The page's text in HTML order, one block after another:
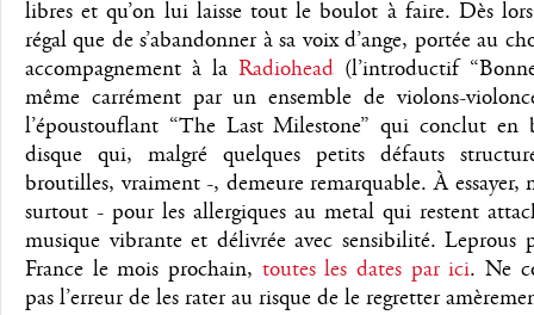
libres et qu’on lui laisse tout le boulot à faire. Dès
régal que de s’abandonner à sa voix d’ange, portée au
accompagnement à laRadiohead (l’introductif
même carrément par un ensemble de violons-
l’époustouflant “The Last Milestone” qui conclut en
disque qui, malgré quelques petits défauts
broutilles, vraiment -, demeure remarquable. À essayer,
surtout - pour les allergiques au metal qui restent
musique vibrante et délivrée avec sensibilité. Leprous
France le mois prochain, toutes les dates par ici. Ne
pas l’erreur de les rater au risque de le regretter